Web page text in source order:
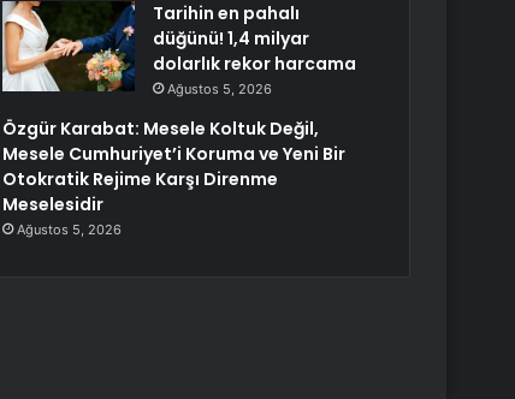
Tarihin en pahalı
düğünü! 1,4 milyar
dolarlık rekor harcama
Ağustos 5, 2026
Özgür Karabat: Mesele Koltuk Değil,
Mesele Cumhuriyet’i Koruma ve Yeni Bir
Otokratik Rejime Karşı Direnme
Meselesidir
Ağustos 5, 2026